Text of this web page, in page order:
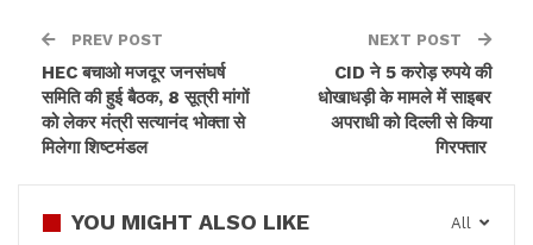
PREV POST
HEC बचाओ मजदूर जनसंघर्ष
समिति की हुई बैठक, 8 सूत्री मांगों
को लेकर मंत्री सत्यानंद भोक्ता से
मिलेगा शिष्टमंडल
NEXT POST
CID ने 5 करोड़ रुपये की
धोखाधड़ी के मामले में साइबर
अपराधी को दिल्ली से किया
गिरफ्तार
All
YOU MIGHT ALSO LIKE